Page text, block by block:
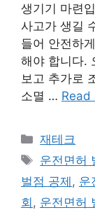
생기기 마련
사고가 생길
들어 안전하
해야 합니다.
보고 추가로
소멸 … Read
카
테
리
재테크
태
그
운전면허
벌점 공제 , 운
회 , 운전면허